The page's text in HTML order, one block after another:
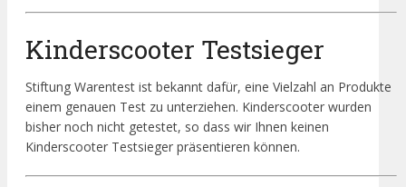
Kinderscooter Testsieger
Stiftung Warentest ist bekannt dafür, eine Vielzahl an Produkte
einem genauen Test zu unterziehen. Kinderscooter wurden
bisher noch nicht getestet, so dass wir Ihnen keinen
Kinderscooter Testsieger präsentieren können.